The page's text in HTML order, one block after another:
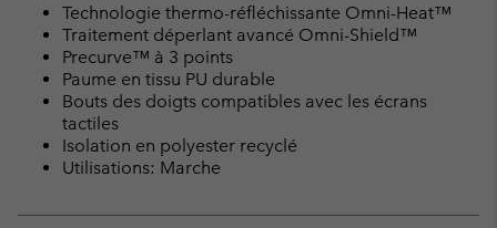
Technologie thermo-réfléchissante Omni-Heat™
Traitement déperlant avancé Omni-Shield™
Precurve™ à 3 points
Paume en tissu PU durable
Bouts des doigts compatibles avec les écrans
tactiles
Isolation en polyester recyclé
Utilisations: Marche